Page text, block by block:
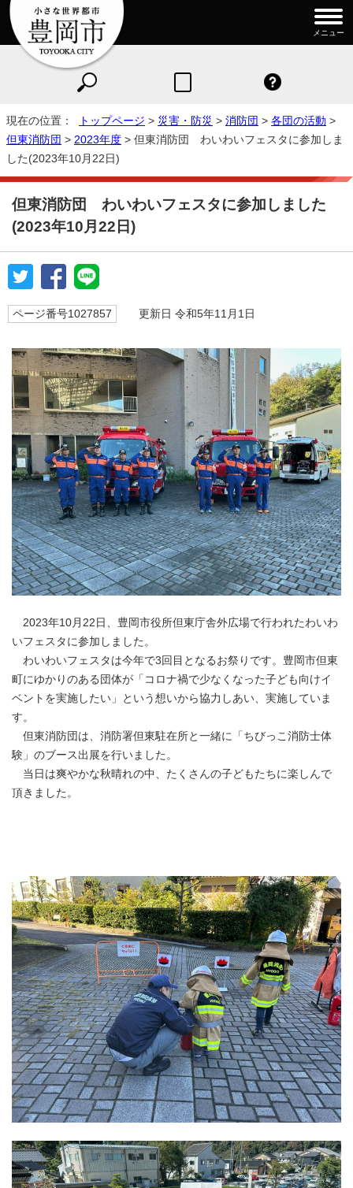
メニュー
現在の位置： トップページ > 災害・防災 > 消防団 > 各団の活動 >
但東消防団 > 2023年度 > 但東消防団 わいわいフェスタに参加しま
した(2023年10月22日)
但東消防団 わいわいフェスタに参加しました
(2023年10月22日)
ページ番号1027857 更新日 令和5年11月1日
2023年10月22日、豊岡市役所但東庁舎外広場で行われたわいわ
いフェスタに参加しました。
わいわいフェスタは今年で3回目となるお祭りです。豊岡市但東
町にゆかりのある団体が「コロナ禍で少なくなった子ども向けイ
ベントを実施したい」という想いから協力しあい、実施していま
す。
但東消防団は、消防署但東駐在所と一緒に「ちびっこ消防士体
験」のブース出展を行いました。
当日は爽やかな秋晴れの中、たくさんの子どもたちに楽しんで
頂きました。